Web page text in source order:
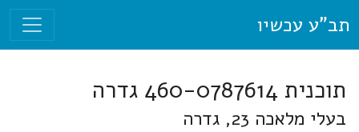
תב"ע עכשיו
תוכנית 460-0787614 גדרה
בעלי מלאכה 23, גדרה